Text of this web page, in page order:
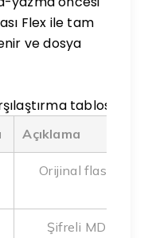
Flex ile tam
ve dosya
tablosu
Açıklama
Orijinal flash
Şifreli